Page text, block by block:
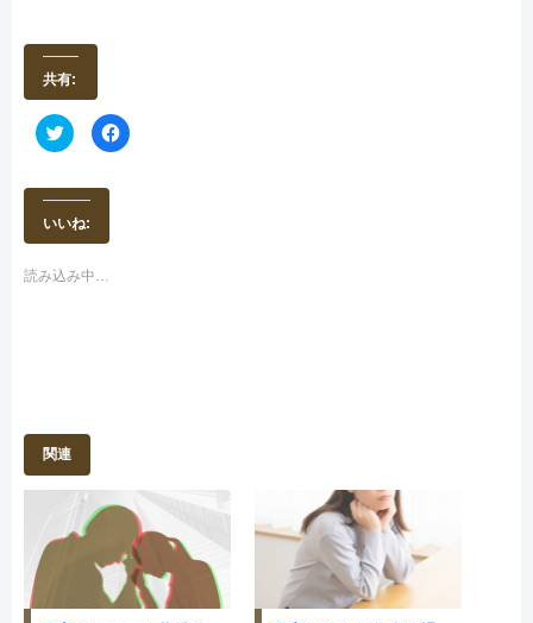
共有:
ク
リ
し
て
T
w
i
t
e
ィ
ン
ド
ウ
で
ま
す
F
a
新
し
ウ
ィ
ン
ド
で
いいね:
読み込み中…
関連